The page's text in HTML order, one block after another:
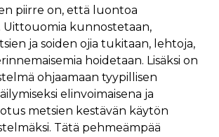
piirre on, että luontoa
Uittouomia kunnostetaan,
ja soiden ojia tukitaan, lehtoja,
hoidetaan. Lisäksi on
ohjaamaan tyypillisen
elinvoimaisena ja
metsien kestävän käytön
Tätä pehmeämpää